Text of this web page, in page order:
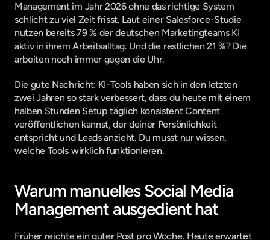
Management im Jahr 2026 ohne das richtige System
schlicht zu viel Zeit frisst. Laut einer Salesforce-Studie
nutzen bereits 79 % der deutschen Marketingteams KI
aktiv in ihrem Arbeitsalltag. Und die restlichen 21 %? Die
arbeiten noch immer gegen die Uhr.
Die gute Nachricht: KI-Tools haben sich in den letzten
zwei Jahren so stark verbessert, dass du heute mit einem
halben Stunden Setup täglich konsistent Content
veröffentlichen kannst, der deiner Persönlichkeit
entspricht und Leads anzieht. Du musst nur wissen,
welche Tools wirklich funktionieren.
Warum manuelles Social Media
Management ausgedient hat
Früher reichte ein guter Post pro Woche. Heute erwartet